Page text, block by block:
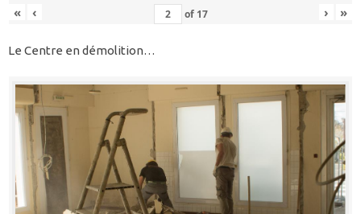
« ‹ of 17 › »
Le Centre en démolition…